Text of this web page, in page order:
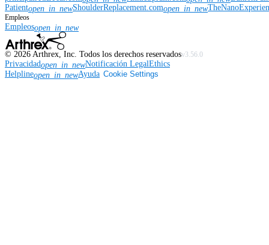
Patientopen_in_newShoulderReplacement.comopen_in_new
Empleos
Empleosopen_in_new
© 2026 Arthrex, Inc. Todos los derechos reservadosv3.56.0
Privacidadopen_in_newNotificación LegalEthics
Helplineopen_in_newAyuda Cookie Settings